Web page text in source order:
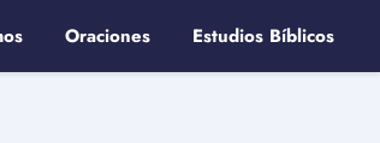
Oraciones Estudios Bíblicos